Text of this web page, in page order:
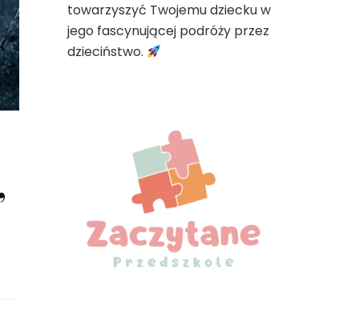
towarzyszyć Twojemu dziecku w
jego fascynującej podróży przez
dzieciństwo.